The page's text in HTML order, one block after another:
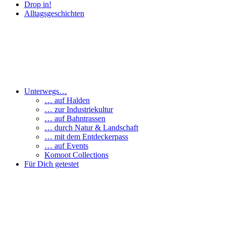
Drop in!
Alltagsgeschichten
Unterwegs…
… auf Halden
… zur Industriekultur
… auf Bahntrassen
… durch Natur & Landschaft
… mit dem Entdeckerpass
… auf Events
Komoot Collections
Für Dich getestet